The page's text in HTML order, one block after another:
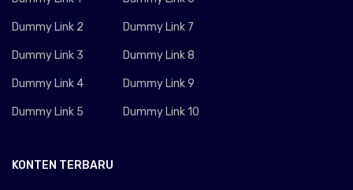
Dummy Link 2
Dummy Link 3
Dummy Link 4
Dummy Link 5
Dummy Link 7
Dummy Link 8
Dummy Link 9
Dummy Link 10
KONTEN TERBARU